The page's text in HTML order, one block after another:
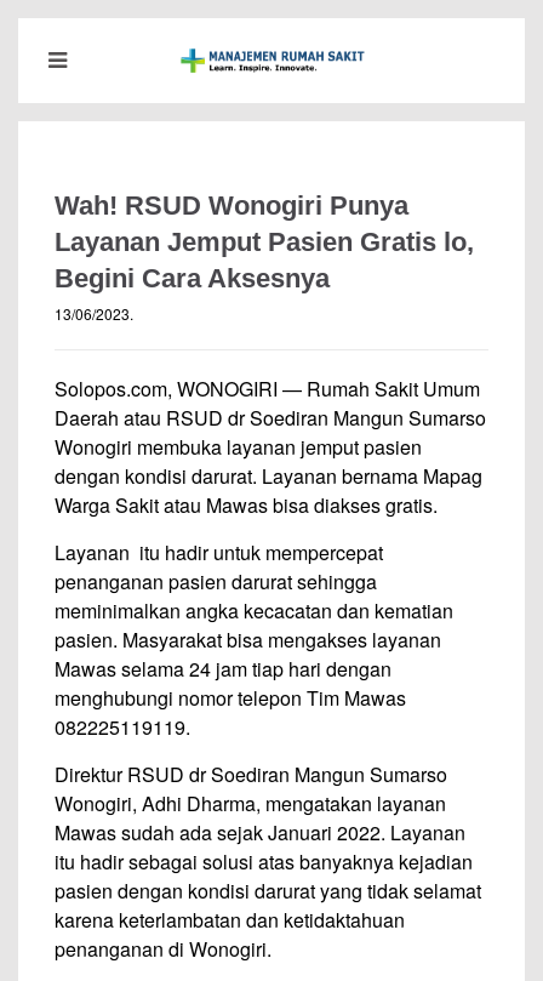
Wah! RSUD Wonogiri Punya
Layanan Jemput Pasien Gratis lo,
Begini Cara Aksesnya
13/06/2023.
Solopos.com, WONOGIRI — Rumah Sakit Umum
Daerah atau RSUD dr Soediran Mangun Sumarso
Wonogiri membuka layanan jemput pasien
dengan kondisi darurat. Layanan bernama Mapag
Warga Sakit atau Mawas bisa diakses gratis.
Layanan itu hadir untuk mempercepat
penanganan pasien darurat sehingga
meminimalkan angka kecacatan dan kematian
pasien. Masyarakat bisa mengakses layanan
Mawas selama 24 jam tiap hari dengan
menghubungi nomor telepon Tim Mawas
082225119119.
Direktur RSUD dr Soediran Mangun Sumarso
Wonogiri, Adhi Dharma, mengatakan layanan
Mawas sudah ada sejak Januari 2022. Layanan
itu hadir sebagai solusi atas banyaknya kejadian
pasien dengan kondisi darurat yang tidak selamat
karena keterlambatan dan ketidaktahuan
penanganan di Wonogiri.